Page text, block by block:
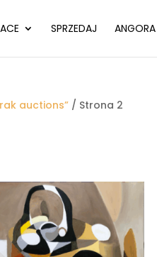
SPRZEDAJ ANGORA
auctions” / Strona 2